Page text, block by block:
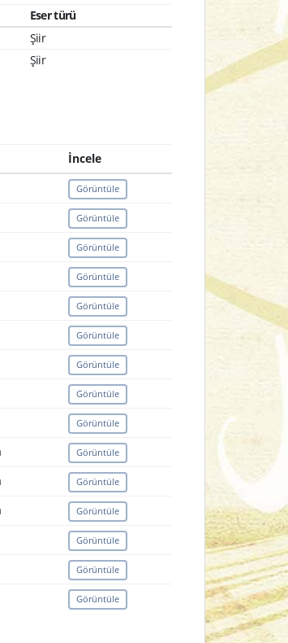
Eser türü
Şiir
Şiir
İncele
Görüntüle
Görüntüle
Görüntüle
Görüntüle
Görüntüle
Görüntüle
Görüntüle
Görüntüle
Görüntüle
Görüntüle
Görüntüle
Görüntüle
Görüntüle
Görüntüle
Görüntüle